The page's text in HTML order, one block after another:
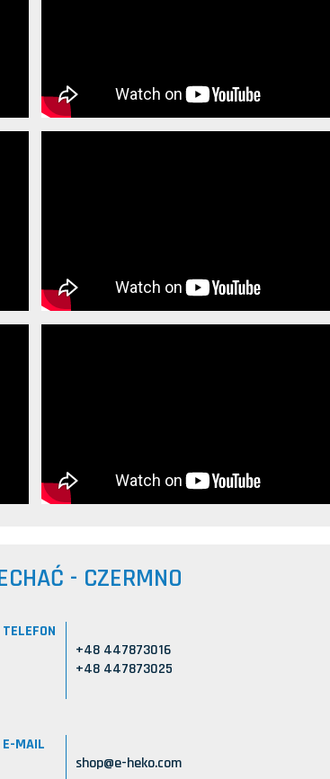
- CZERMNO
TELEFON
+48 447873016
+48 447873025
E-MAIL
shop@e-heko.com